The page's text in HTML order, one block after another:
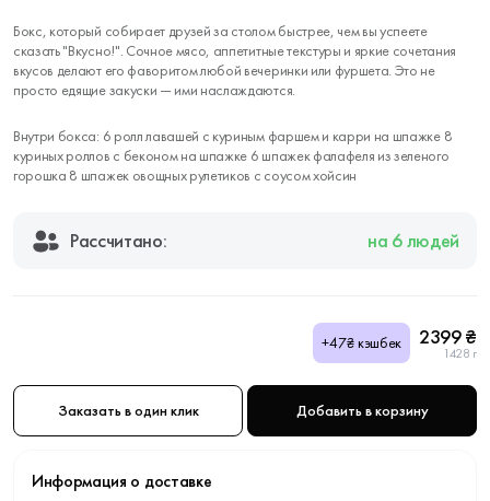
Бокс, который собирает друзей за столом быстрее, чем вы успеете
сказать "Вкусно!". Сочное мясо, аппетитные текстуры и яркие сочетания
вкусов делают его фаворитом любой вечеринки или фуршета. Это не
просто едящие закуски — ими наслаждаются.
Внутри бокса: 6 ролл лавашей с куриным фаршем и карри на шпажке 8
куриных роллов с беконом на шпажке 6 шпажек фалафеля из зеленого
горошка 8 шпажек овощных рулетиков с соусом хойсин
Рассчитано: на 6 людей
+47₴ кэшбек 2399 ₴
1428 г
Заказать в один клик Добавить в корзину
Информация о доставке